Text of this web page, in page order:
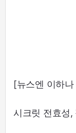
[뉴스엔 이하
시크릿 전효성